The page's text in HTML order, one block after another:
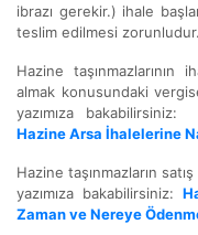
ibrazı gerekir.) ihale
teslim edilmesi zorunludur.
Hazine taşınmazlarının
almak konusundaki
yazımıza bakabilirsiniz:
Hazine Arsa İhalelerine
Hazine taşınmazların
yazımıza bakabilirsiniz:
Zaman ve Nereye